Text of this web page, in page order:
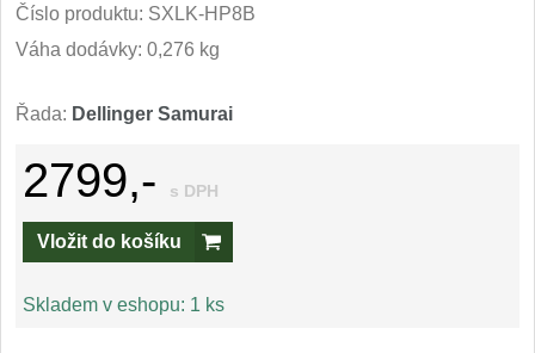
Kapesní
Speciální
Nože s pevnou čepelí
Taktické
Číslo produktu: SXLK-HP8B
Váha dodávky: 0,276 kg
Řada: Dellinger Samurai
2799,- s DPH
Vložit do košíku
Skladem v eshopu: 1 ks